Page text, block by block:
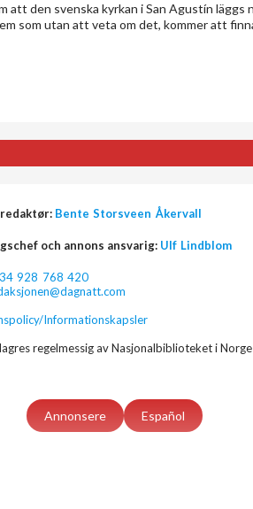
den svenska kyrkan i San Agustín läggs
som utan att veta om det, kommer att
Bente Storsveen Åkervall
och annons ansvarig: Ulf Lindblom
928 768 420
Informationskapsler
regelmessig av Nasjonalbiblioteket i Norge
Annonsere Español